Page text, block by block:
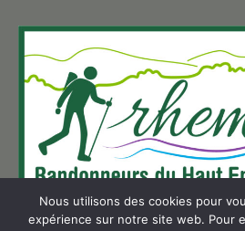
Nous utilisons des cookies pour
expérience sur notre site web. Pour